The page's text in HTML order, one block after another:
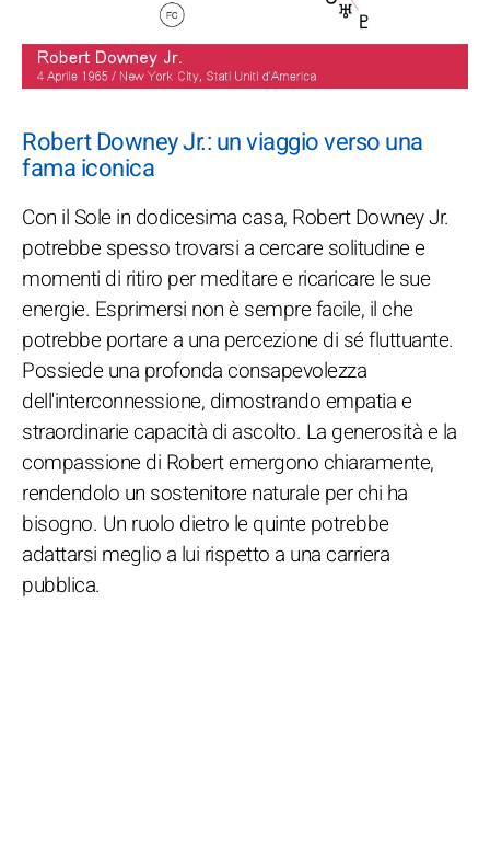
Robert Downey Jr.: un viaggio verso una
fama iconica
Con il Sole in dodicesima casa, Robert Downey Jr.
potrebbe spesso trovarsi a cercare solitudine e
momenti di ritiro per meditare e ricaricare le sue
energie. Esprimersi non è sempre facile, il che
potrebbe portare a una percezione di sé fluttuante.
Possiede una profonda consapevolezza
dell'interconnessione, dimostrando empatia e
straordinarie capacità di ascolto. La generosità e la
compassione di Robert emergono chiaramente,
rendendolo un sostenitore naturale per chi ha
bisogno. Un ruolo dietro le quinte potrebbe
adattarsi meglio a lui rispetto a una carriera
pubblica.